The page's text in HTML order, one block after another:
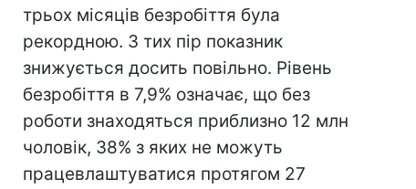
трьох місяців безробіття була
рекордною. З тих пір показник
знижується досить повільно. Рівень
безробіття в 7,9% означає, що без
роботи знаходяться приблизно 12 млн
чоловік, 38% з яких не можуть
працевлаштуватися протягом 27